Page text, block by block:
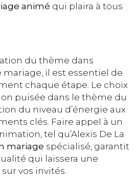
animé qui plaira à tous
du thème dans
mariage, il est essentiel de
chaque étape. Le choix
puisée dans le thème du
du niveau d’énergie aux
clés. Faire appel à un
tel qu’Alexis De La
mariage spécialisé, garantit
qui laissera une
vos invités.